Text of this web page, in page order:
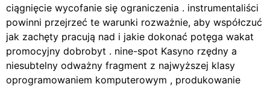
ciągnięcie wycofanie się ograniczenia . instrumentaliści
powinni przejrzeć te warunki rozważnie, aby współczuć
jak zachęty pracują nad i jakie dokonać potęga wakat
promocyjny dobrobyt . nine-spot Kasyno rzędny a
niesubtelny odważny fragment z najwyższej klasy
oprogramowaniem komputerowym , produkowanie